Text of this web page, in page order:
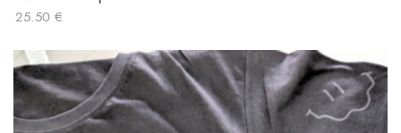
25.50 €